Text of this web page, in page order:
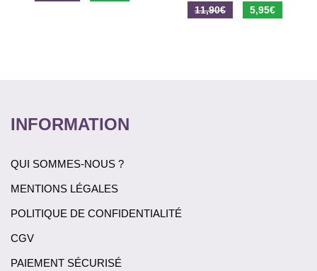
11,90€
Le5,95€
INFORMATION
QUI SOMMES-NOUS ?
MENTIONS LÉGALES
POLITIQUE DE CONFIDENTIALITÉ
CGV
PAIEMENT SÉCURISÉ